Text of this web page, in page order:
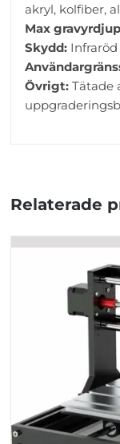
akryl, kolfiber,
Max
Skydd:
Övrigt: Tätade
Relaterade